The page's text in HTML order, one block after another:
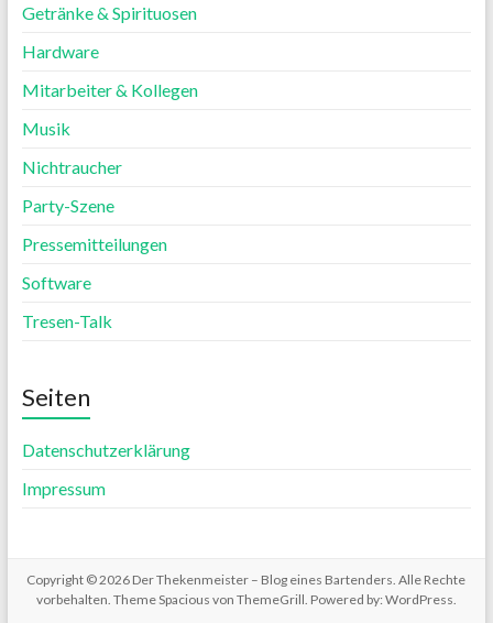
Getränke & Spirituosen
Hardware
Mitarbeiter & Kollegen
Musik
Nichtraucher
Party-Szene
Pressemitteilungen
Software
Tresen-Talk
Seiten
Datenschutzerklärung
Impressum
Copyright © 2026 Der Thekenmeister – Blog eines Bartenders . Alle Rechte
vorbehalten. ThemeSpacious von ThemeGrill. Powered by: WordPress